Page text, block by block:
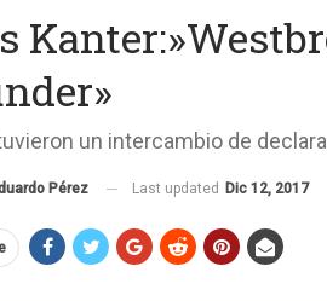
un intercambio de
Pérez Last updated Dic 12, 2017